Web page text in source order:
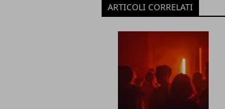
ARTICOLI CORRELATI